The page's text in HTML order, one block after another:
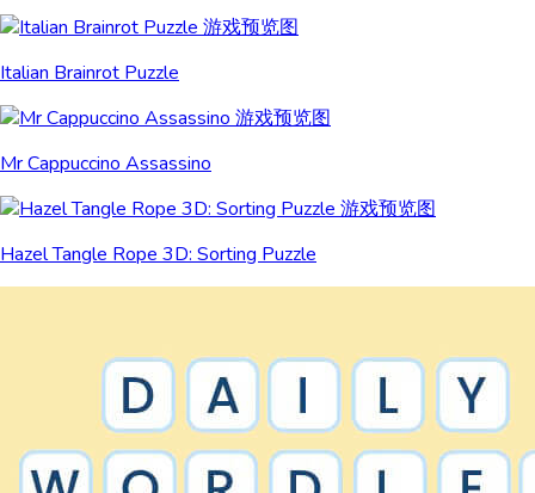
Italian Brainrot Puzzle
Mr Cappuccino Assassino
Hazel Tangle Rope 3D: Sorting Puzzle